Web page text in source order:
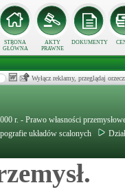
STRONA
GŁÓWNA
AKTY
PRAWNE
DOKUMENTY
Wyłącz reklamy, przeglądaj
r. - Prawo własności
układów scalonych